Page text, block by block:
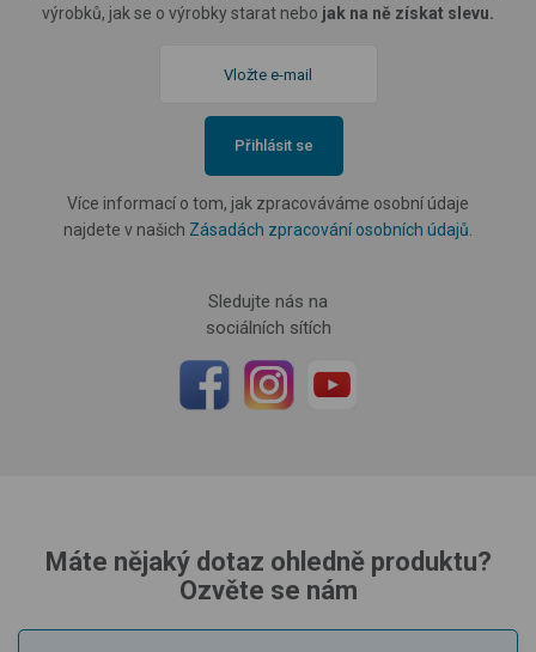
výrobků, jak se o výrobky starat nebo jak na ně získat slevu.
Přihlásit se
Více informací o tom, jak zpracováváme osobní údaje
najdete v našich Zásadách zpracování osobních údajů.
Sledujte nás na
sociálních sítích
Máte nějaký dotaz ohledně produktu?
Ozvěte se nám